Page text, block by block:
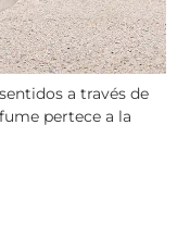
a través de
pertece a la